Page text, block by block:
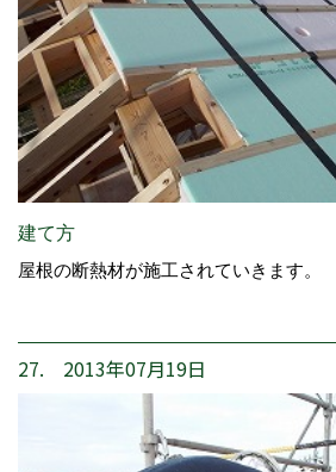
建て方
屋根の断熱材が施工されていきます。
27. 2013年07月19日